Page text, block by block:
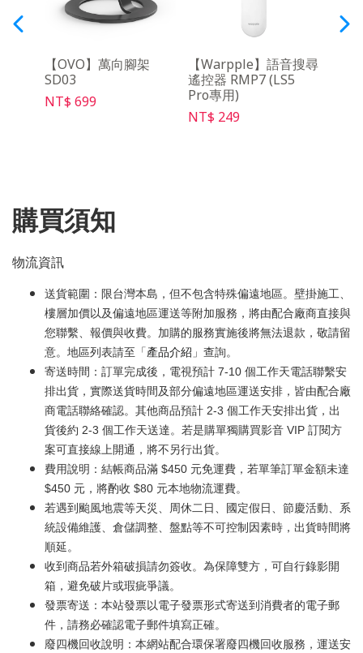
【OVO】萬向腳架
SD03
NT$ 699
【Warpple】語音搜尋
遙控器 RMP7 (LS5
Pro專用)
NT$ 249
購買須知
物流資訊
送貨範圍：限台灣本島，但不包含特殊偏遠地區。壁掛施工、
樓層加價以及偏遠地區運送等附加服務，將由配合廠商直接與
您聯繫、報價與收費。加購的服務實施後將無法退款，敬請留
意。地區列表請至「產品介紹 」查詢。
寄送時間：訂單完成後，電視預計 7-10 個工作天電話聯繫安
排出貨，實際送貨時間及部分偏遠地區運送安排，皆由配合廠
商電話聯絡確認。其他商品預計 2-3 個工作天安排出貨，出
貨後約 2-3 個工作天送達。若是購單獨購買影音 VIP 訂閱方
案可直接線上開通，將不另行出貨。
費用說明：結帳商品滿 $450 元免運費，若單筆訂單金額未達
$450 元，將酌收 $80 元本地物流運費。
若遇到颱風地震等天災、周休二日、國定假日、節慶活動、系
統設備維護、倉儲調整、盤點等不可控制因素時，出貨時間將
順延。
收到商品若外箱破損請勿簽收。為保障雙方，可自行錄影開
箱，避免破片或瑕疵爭議。
發票寄送：本站發票以電子發票形式寄送到消費者的電子郵
件，請務必確認電子郵件填寫正確。
廢四機回收說明：本網站配合環保署廢四機回收服務，運送安